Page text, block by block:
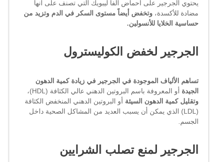
يحتوي الجرجير على أحماض ألفا ليبويك التي تصنف على أنها
مضادة للأكسدة، وتخفض أيضاً مستوى السكر في الدم وتزيد من
حساسية الخلايا للأنسولين.
الجرجير لخفض الكوليسترول
تساهم الألياف الموجودة في الجرجير في زيادة كمية الدهون
الجيدة أو المعروفة باسم البروتين الدهني عالي الكثافة (HDL)،
وتقليل كمية الدهون السيئة أو البروتين الدهني المنخفض الكثافة
(LDL) الذي يمكن أن يسبب العديد من المشاكل الصحية داخل
الجسم.
الجرجير لمنع تصلب الشرايين